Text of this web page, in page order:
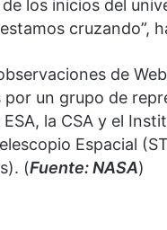
los inicios del
cruzando”,
de
por un grupo de
ESA, la CSA y el
Espacial
(Fuente: NASA)